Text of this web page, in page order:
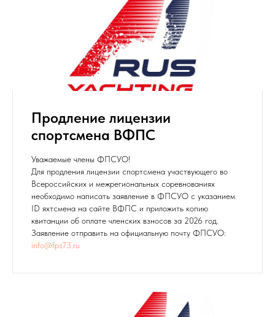
Продление лицензии
спортсмена ВФПС
Уважаемые члены ФПСУО!
Для продления лицензии спортсмена участвующего во
Всероссийских и межрегиональных соревнованиях
необходимо написать заявление в ФПСУО с указанием
ID яхтсмена на сайте ВФПС и приложить копию
квитанции об оплате членских взносов за 2026 год.
Заявление отправить на официальную почту ФПСУО:
info@fps73.ru